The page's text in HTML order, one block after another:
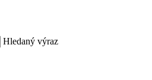
Hledaný výraz